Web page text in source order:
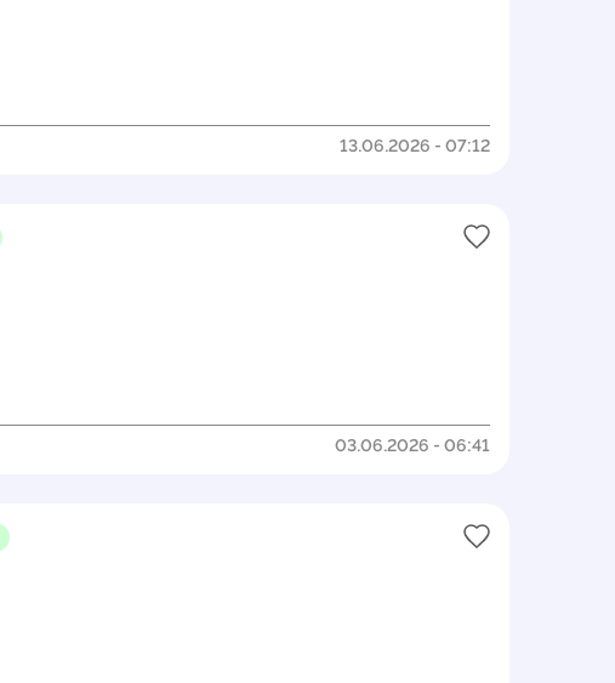
13.06.2026 - 07:12
03.06.2026 - 06:41